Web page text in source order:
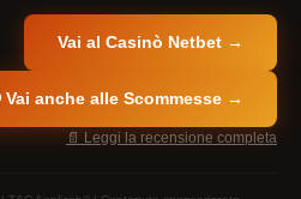
Vai al Casinò Netbet →
Vai anche alle Scommesse →
📄 Leggi la recensione completa